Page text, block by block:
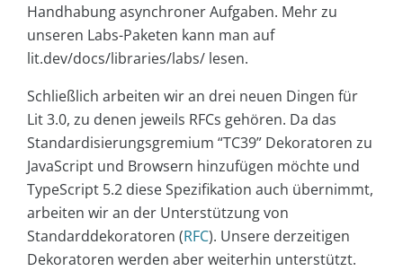
Handhabung asynchroner Aufgaben. Mehr zu
unseren Labs-Paketen kann man auf
lit.dev/docs/libraries/labs/ lesen.
Schließlich arbeiten wir an drei neuen Dingen für
Lit 3.0, zu denen jeweils RFCs gehören. Da das
Standardisierungsgremium “TC39” Dekoratoren zu
JavaScript und Browsern hinzufügen möchte und
TypeScript 5.2 diese Spezifikation auch übernimmt,
arbeiten wir an der Unterstützung von
Standarddekoratoren (RFC). Unsere derzeitigen
Dekoratoren werden aber weiterhin unterstützt.